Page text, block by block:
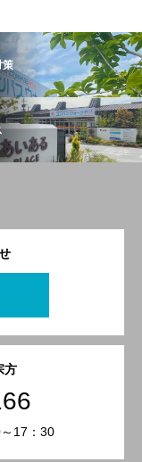
策
方
17：30